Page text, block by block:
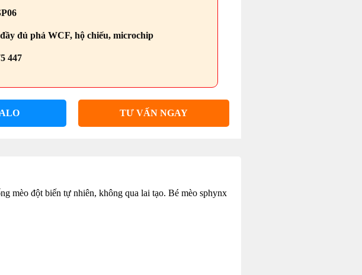
đủ phả WCF, hộ chiếu, microchip
447
TƯ VẤN NGAY
mèo đột biến tự nhiên, không qua lai tạo. Bé mèo sphynx